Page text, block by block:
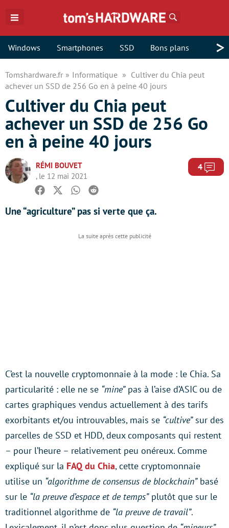
Windows Smartphones SSD Bons plans >
Tomshardware.fr Informatique
Cultiver du Chia peut
achever un SSD de 256 Go en à peine 40 jours
Cultiver du Chia peut
achever un SSD de 256 Go
en à peine 40 jours
RÉMI BOUVET
, le 12 mai 2021
4
Facebook
TwitterWhatsapp
Reddit
Une “agriculture” pas si verte que ça.
C’est la nouvelle cryptomonnaie à la mode : le Chia. Sa
particularité : elle ne se “mine”pas à l’aise d’ASIC ou de
cartes graphiques vendus actuellement à des tarifs
exorbitants et/ou introuvables, mais se “cultive”sur des
parcelles de SSD et HDD, deux composants qui restent
– pour l’heure – relativement peu onéreux. Comme
expliqué sur la FAQ du Chia, cette cryptomonnaie
utilise un “algorithme de consensus de blockchain”basé
sur le “la preuve d’espace et de temps”plutôt que sur le
traditionnel algorithme de “la preuve de travail”.